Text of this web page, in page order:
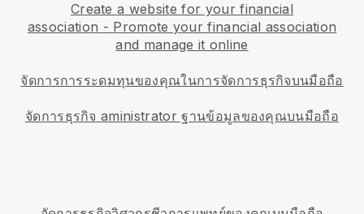
Create a website for your financial
association - Promote your financial association
and manage it online
จัดการการระดมทุนของคุณในการจัดการธุรกิจบนมือถือ
จัดการธุรกิจ aministrator ฐานข้อมูลของคุณบนมือถือ